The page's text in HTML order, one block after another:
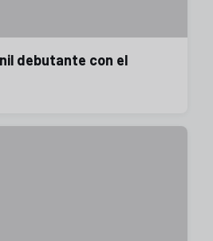
debutante con el